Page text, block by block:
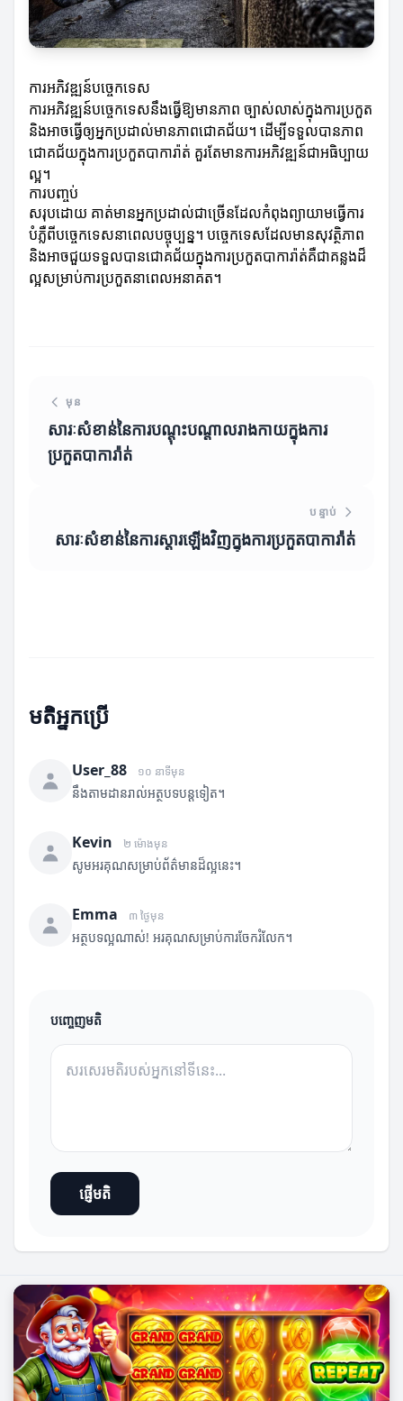
ការអភិវឌ្ឍន៍បច្ចេកទេស
ការអភិវឌ្ឍន៍បច្ចេកទេសនឹងធ្វើឱ្យមានភាព ច្បាស់លាស់ក្នុងការប្រកួត
និងអាចធ្វើឲ្យអ្នកប្រដាល់មានភាពជោគជ័យ។ ដើម្បីទទួលបានភាព
ជោគជ័យក្នុងការប្រកួតបាការ៉ាត់ គួរតែមានការអភិវឌ្ឍន៍ជាអធិប្បាយ
ល្អ។
ការបញ្ចប់
សរុបដោយ គាត់មានអ្នកប្រដាល់ជាច្រើនដែលកំពុងព្យាយាមធ្វើការ
បំភ្លឺពីបច្ចេកទេសនាពេលបច្ចុប្បន្ន។ បច្ចេកទេសដែលមានសុវត្ថិភាព
និងអាចជួយទទួលបានជោគជ័យក្នុងការប្រកួតបាការ៉ាត់គឺជាគន្លងដ៏
ល្អសម្រាប់ការប្រកួតនាពេលអនាគត។
មុន
សារៈសំខាន់នៃការបណ្ដុះបណ្ដាលរាងកាយក្នុងការ
ប្រកួតបាការ៉ាត់
បន្ទាប់
សារៈសំខាន់នៃការស្តារឡើងវិញក្នុងការប្រកួតបាការ៉ាត់
មតិអ្នកប្រើ
User_88 ១០ នាទីមុន
នឹងតាមដានរាល់អត្ថបទបន្តទៀត។
Kevin ២ ម៉ោងមុន
សូមអរគុណសម្រាប់ព័ត៌មានដ៏ល្អនេះ។
Emma ៣ ថ្ងៃមុន
អត្ថបទល្អណាស់! អរគុណសម្រាប់ការចែករំលែក។
បញ្ចេញមតិ
ផ្ញើមតិ